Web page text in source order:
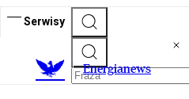
Serwisy
Energianews